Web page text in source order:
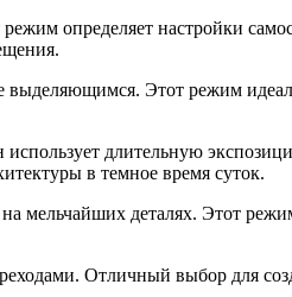
определяет настройки
выделяющимся. Этот режим
использует длительную
в темное время суток.
мельчайших деталях. Этот
Отличный выбор для